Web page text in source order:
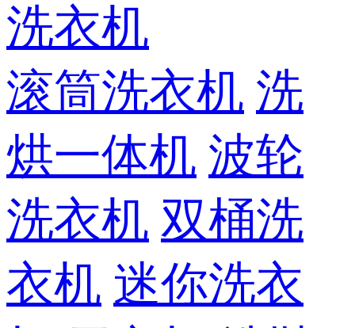
洗衣机
滚筒洗衣机 洗
烘一体机 波轮
洗衣机 双桶洗
衣机 迷你洗衣